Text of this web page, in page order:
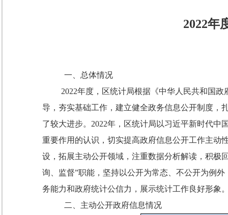
2022年
一、总体情况
2022年度，区统计局根据《中华人民共和国
导，夯实基础工作，建立健全政务信息公开制度，
了较大进步。 2022年， 区统计局以习近平新时代中
重要作用的认识，切实提高政府信息公开工作主动
设，拓展主动公开领域，注重数据分析解读，积极
询、监督”职能，坚持以公开为常态、不公开为例
务能力和政府统计公信力，展示统计工作良好形象
二、 主动公开政府信息情况